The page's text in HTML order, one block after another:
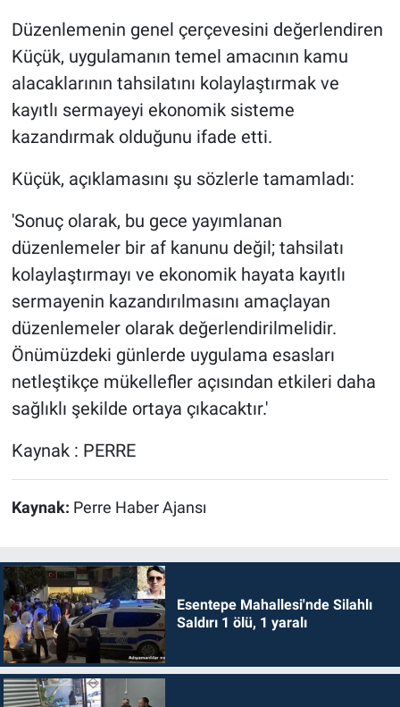
Düzenlemenin genel çerçevesini değerlendiren
Küçük, uygulamanın temel amacının kamu
alacaklarının tahsilatını kolaylaştırmak ve
kayıtlı sermayeyi ekonomik sisteme
kazandırmak olduğunu ifade etti.
Küçük, açıklamasını şu sözlerle tamamladı:
'Sonuç olarak, bu gece yayımlanan
düzenlemeler bir af kanunu değil; tahsilatı
kolaylaştırmayı ve ekonomik hayata kayıtlı
sermayenin kazandırılmasını amaçlayan
düzenlemeler olarak değerlendirilmelidir.
Önümüzdeki günlerde uygulama esasları
netleştikçe mükellefler açısından etkileri daha
sağlıklı şekilde ortaya çıkacaktır.'
Kaynak : PERRE
Kaynak: Perre Haber Ajansı
Esentepe Mahallesi'nde Silahlı
Saldırı 1 ölü, 1 yaralı